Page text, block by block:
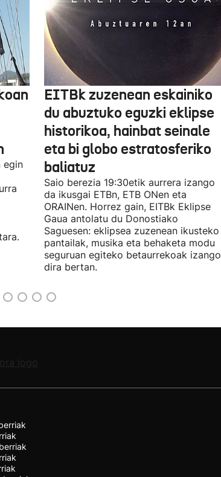
egin
EITBk zuzenean eskainiko
du abuztuko eguzki eklipse
historikoa, hainbat seinale
eta bi globo estratosferiko
baliatuz
Saio berezia 19:30etik aurrera izango
da ikusgai ETBn, ETB ONen eta
ORAINen. Horrez gain, EITBk Eklipse
Gaua antolatu du Donostiako
Saguesen: eklipsea zuzenean ikusteko
pantailak, musika eta behaketa modu
seguruan egiteko betaurrekoak izango
dira bertan.